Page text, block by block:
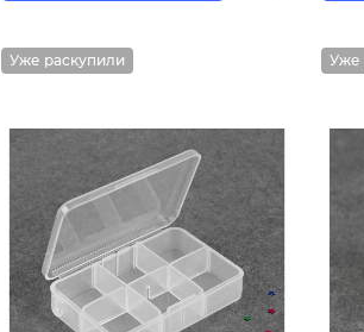
Уже раскупили Уже